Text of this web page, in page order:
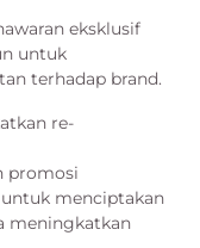
eksklusif
untuk
terhadap brand.
re-
promosi
menciptakan
meningkatkan